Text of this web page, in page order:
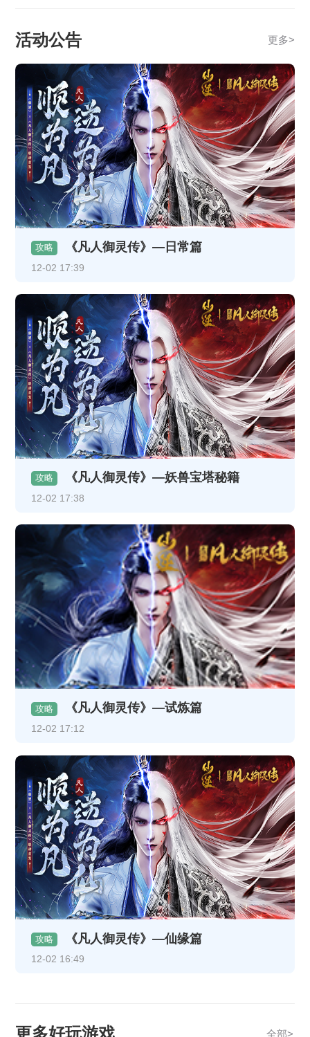
活动公告 更多>
攻略 《凡人御灵传》—日常篇
12-02 17:39
攻略 《凡人御灵传》—妖兽宝塔秘籍
12-02 17:38
攻略 《凡人御灵传》—试炼篇
12-02 17:12
攻略 《凡人御灵传》—仙缘篇
12-02 16:49
全部>